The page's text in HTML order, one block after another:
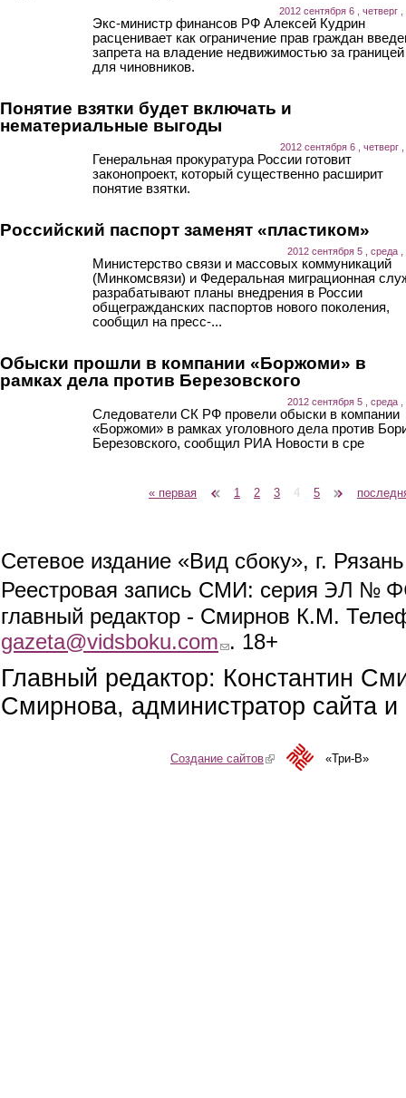
2012 сентября 6 , четверг ,
Экс-министр финансов РФ Алексей Кудрин
расценивает как ограничение прав граждан
запрета на владение недвижимостью за границей
для чиновников.
Понятие взятки будет включать и
нематериальные выгоды
2012 сентября 6 , четверг
Генеральная прокуратура России готовит
законопроект, который существенно расширит
понятие взятки.
Российский паспорт заменят «пластиком»
2012 сентября 5 , среда ,
Министерство связи и массовых коммуникаций
(Минкомсвязи) и Федеральная миграционная
разрабатывают планы внедрения в России
общегражданских паспортов нового поколения,
сообщил на пресс-...
Обыски прошли в компании «Боржоми» в
рамках дела против Березовского
2012 сентября 5 , среда ,
Следователи СК РФ провели обыски в компании
«Боржоми» в рамках уголовного дела против
Березовского, сообщил РИА Новости в сре
« первая 1 2 3 4 5
Сетевое издание «Вид сбоку», г.
Реестровая запись СМИ: серия ЭЛ №
главный редактор - Смирнов К.М.
gazeta@vidsboku.com (link sends e-mail)
. 18+
Главный редактор: Константин
Смирнова, администратор сайта
Создание сайтов(link is external)«Три-В»